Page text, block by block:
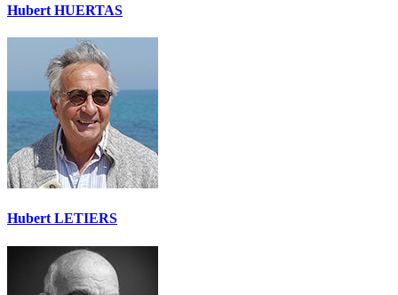
Hubert HUERTAS
Hubert LETIERS